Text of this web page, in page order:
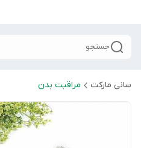
جستجو
سانی مارکت مراقبت بدن